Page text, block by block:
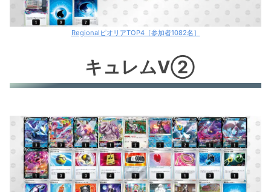
RegionalピオリアTOP4［参加者1082名］
キュレムV②